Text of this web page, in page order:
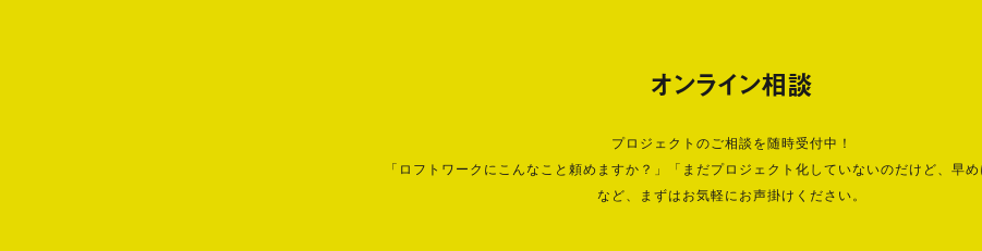
オンライン相談
プロジェクトのご相談を随時受付中！
「ロフトワークにこんなこと頼めますか？」「まだプロジェクト化していないのだけど、早め
など、まずはお気軽にお声掛けください。